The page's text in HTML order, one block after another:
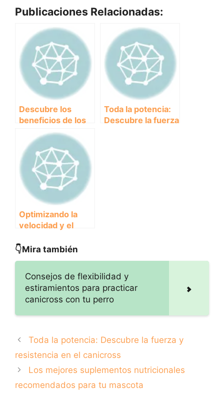
Publicaciones Relacionadas:
Descubre los
beneficios de los
ejercicios
específicos para
mejorar tu salud
Toda la potencia:
Descubre la fuerza
Optimizando la
velocidad y el
canicross:
mejorar el
rendimiento
👇Mira también
Consejos de flexibilidad y
estiramientos para practicar
canicross con tu perro
Toda la potencia: Descubre la fuerza y
resistencia en el canicross
Los mejores suplementos nutricionales
recomendados para tu mascota